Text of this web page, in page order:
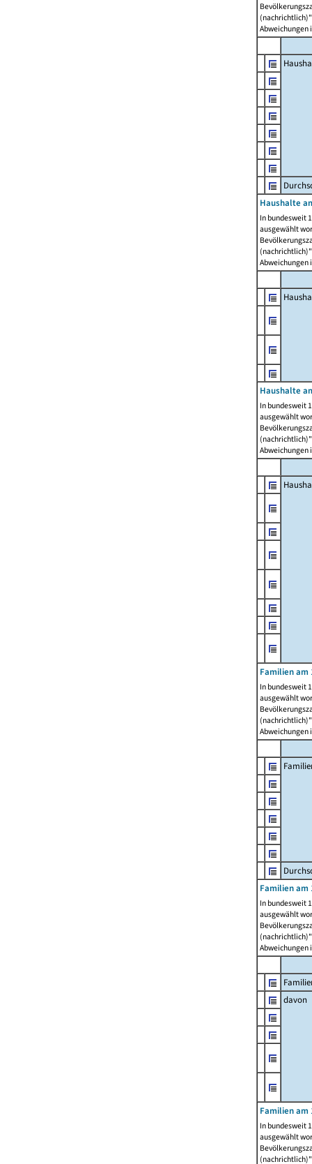
Abweichungen
Haushalte
In bundesweit
ausgewählt
Abweichungen
Haushalte
In bundesweit
ausgewählt
Abweichungen
Familien am
In bundesweit
ausgewählt
Abweichungen
Familien am
In bundesweit
ausgewählt
Abweichungen
davon
Familien am
In bundesweit
ausgewählt